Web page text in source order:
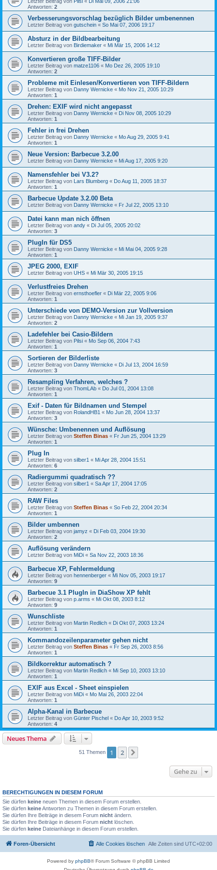
Antworten: 2
Verbesserungsvorschlag bezüglich Bilder umbenennen
Letzter Beitrag von gutschein « So Mai 07, 2006 19:17
Absturz in der Bildbearbeitung
Letzter Beitrag von Birdiemaker « Mi Mär 15, 2006 14:12
Konvertieren große TIFF-Bilder
Letzter Beitrag von matze1106 « Mo Dez 26, 2005 19:10
Antworten: 2
Probleme mit Einlesen/Konvertieren von TIFF-Bildern
Letzter Beitrag von Danny Wernicke « Mo Nov 21, 2005 10:29
Antworten: 1
Drehen: EXIF wird nicht angepasst
Letzter Beitrag von Danny Wernicke « Di Nov 08, 2005 10:29
Antworten: 1
Fehler in frei Drehen
Letzter Beitrag von Danny Wernicke « Mo Aug 29, 2005 9:41
Antworten: 1
Neue Version: Barbecue 3.2.00
Letzter Beitrag von Danny Wernicke « Mi Aug 17, 2005 9:20
Namensfehler bei V3.2?
Letzter Beitrag von Lars Blumberg « Do Aug 11, 2005 18:37
Antworten: 1
Barbecue Update 3.2.00 Beta
Letzter Beitrag von Danny Wernicke « Fr Jul 22, 2005 13:10
Datei kann man nich öffnen
Letzter Beitrag von andy « Di Jul 05, 2005 20:02
Antworten: 3
PlugIn für DS5
Letzter Beitrag von Danny Wernicke « Mi Mai 04, 2005 9:28
Antworten: 1
JPEG 2000, EXIF
Letzter Beitrag von UHS « Mi Mär 30, 2005 19:15
Verlustfreies Drehen
Letzter Beitrag von ernsthoefler « Di Mär 22, 2005 9:06
Antworten: 1
Unterschiede von DEMO-Version zur Vollversion
Letzter Beitrag von Danny Wernicke « Mi Jan 19, 2005 9:37
Antworten: 2
Ladefehler bei Casio-Bildern
Letzter Beitrag von Pilsi « Mo Sep 06, 2004 7:43
Antworten: 1
Sortieren der Bilderliste
Letzter Beitrag von Danny Wernicke « Di Jul 13, 2004 16:59
Antworten: 3
Resampling Verfahren, welches ?
Letzter Beitrag von ThomLAb « Do Jul 01, 2004 13:08
Antworten: 1
Exif - Daten für Bildnamen und Stempel
Letzter Beitrag von RolandHB1 « Mo Jun 28, 2004 13:37
Antworten: 3
Wünsche: Umbenennen und Auflösung
Letzter Beitrag von Steffen Binas « Fr Jun 25, 2004 13:29
Antworten: 1
Plug In
Letzter Beitrag von silber1 « Mi Apr 28, 2004 15:51
Antworten: 6
Radiergummi quadratisch ??
Letzter Beitrag von silber1 « Sa Apr 17, 2004 17:05
Antworten: 2
RAW Files
Letzter Beitrag von Steffen Binas « So Feb 22, 2004 20:34
Antworten: 1
Bilder umbennen
Letzter Beitrag von jamyz « Di Feb 03, 2004 19:30
Antworten: 2
Auflösung verändern
Letzter Beitrag von MiDi « Sa Nov 22, 2003 18:36
Barbecue XP, Fehlermeldung
Letzter Beitrag von hennenberger « Mi Nov 05, 2003 19:17
Antworten: 9
Barbecue 3.1 PlugIn in DiaShow XP fehlt
Letzter Beitrag von p.arms « Mi Okt 08, 2003 8:12
Antworten: 9
Wunschliste
Letzter Beitrag von Martin Redlich « Di Okt 07, 2003 13:24
Antworten: 1
Kommandozeilenparameter gehen nicht
Letzter Beitrag von Steffen Binas « Fr Sep 26, 2003 8:56
Antworten: 1
Bildkorrektur automatisch ?
Letzter Beitrag von Martin Redlich « Mi Sep 10, 2003 13:10
Antworten: 1
EXIF aus Excel - Sheet einspielen
Letzter Beitrag von MiDi « Mo Mai 26, 2003 22:04
Antworten: 1
Alpha-Kanal in Barbecue
Letzter Beitrag von Günter Pischel « Do Apr 10, 2003 9:52
Antworten: 4
Neues Thema
51 Themen 1 2
Gehe zu
BERECHTIGUNGEN IN DIESEM FORUM
Sie dürfen keine neuen Themen in diesem Forum erstellen.
Sie dürfen keineAntworten zu Themen in diesem Forum erstellen.
Sie dürfen Ihre Beiträge in diesem Forum nicht ändern.
Sie dürfen Ihre Beiträge in diesem Forum nicht löschen.
Sie dürfen keine Dateianhänge in diesem Forum erstellen.
Foren-Übersicht Alle Zeiten sind UTC+02:00
Alle Cookies löschen
Powered by phpBB® Forum Software © phpBB Limited